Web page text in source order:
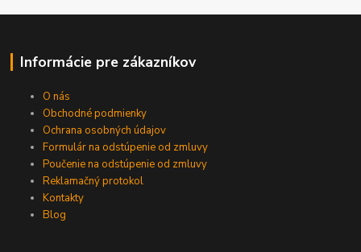
Informácie pre zákazníkov
O nás
Obchodné podmienky
Ochrana osobných údajov
Formulár na odstúpenie od zmluvy
Poučenie na odstúpenie od zmluvy
Reklamačný protokol
Kontakty
Blog